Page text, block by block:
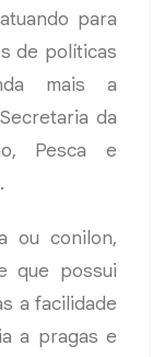
para
de políticas
mais a
da
Pesca e
ou conilon,
que possui
a facilidade
a pragas e